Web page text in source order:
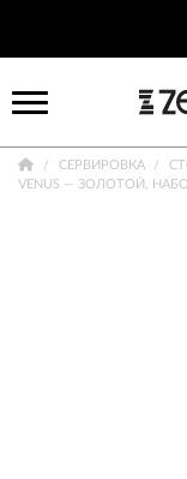
СЕРВИРОВКА
VENUS — ЗОЛОТОЙ,